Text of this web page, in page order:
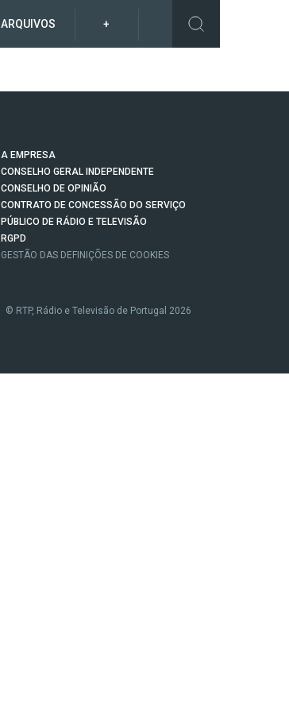
ARQUIVOS +
A EMPRESA
CONSELHO GERAL INDEPENDENTE
CONSELHO DE OPINIÃO
CONTRATO DE CONCESSÃO DO SERVIÇO
PÚBLICO DE RÁDIO E TELEVISÃO
RGPD
GESTÃO DAS DEFINIÇÕES DE COOKIES
© RTP, Rádio e Televisão de Portugal 2026